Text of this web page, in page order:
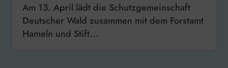
Am 13. April lädt die Schutzgemeinschaft
Deutscher Wald zusammen mit dem Forstamt
Hameln und Stift...